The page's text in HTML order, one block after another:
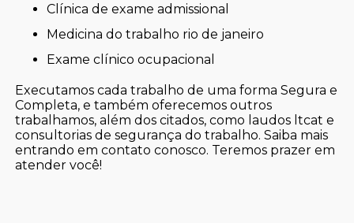
clínica de exame admissional
medicina do trabalho rio de janeiro
exame clínico ocupacional
Executamos cada trabalho de uma forma Segura e
Completa, e também oferecemos outros
trabalhamos, além dos citados, como laudos ltcat e
consultorias de segurança do trabalho. Saiba mais
entrando em contato conosco. Teremos prazer em
atender você!